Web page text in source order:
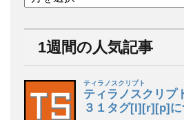
ー
1週間の人気記事